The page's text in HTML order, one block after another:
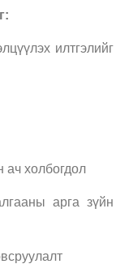
илтгэлийг
ач холбогдол
арга зүйн